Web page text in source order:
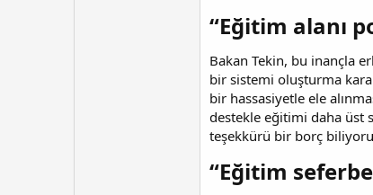
“Eğitim alanı
Bakan Tekin, bu inançla
bir sistemi oluşturma
bir hassasiyetle ele
destekle eğitimi daha üst
teşekkürü bir borç
“Eğitim